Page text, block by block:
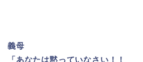
義母
「あなたは黙っていなさい！！